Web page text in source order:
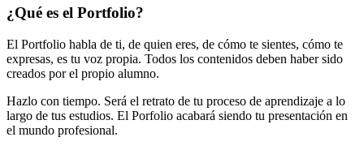
¿Qué es el Portfolio?
El Portfolio habla de ti, de quien eres, de cómo te sientes, cómo te
expresas, es tu voz propia. Todos los contenidos deben haber sido
creados por el propio alumno.
Hazlo con tiempo. Será el retrato de tu proceso de aprendizaje a lo
largo de tus estudios. El Porfolio acabará siendo tu presentación en
el mundo profesional.